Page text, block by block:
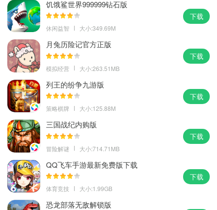
饥饿鲨世界999999钻石版
休闲益智 大小:349.69M
下载
月兔历险记官方正版
模拟经营 大小:263.51MB
下载
列王的纷争九游版
策略棋牌 大小:125.88M
下载
三国战纪内购版
冒险解谜 大小:714.71MB
下载
QQ飞车手游最新免费版下载
体育竞技 大小:1.99GB
下载
恐龙部落无敌解锁版